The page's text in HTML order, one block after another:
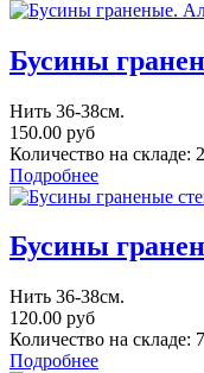
Бусины
Нить 36-38см.
150.00 руб
Количество на складе: 2
Подробнее
Бусины
Нить 36-38см.
120.00 руб
Количество на складе: 7
Подробнее